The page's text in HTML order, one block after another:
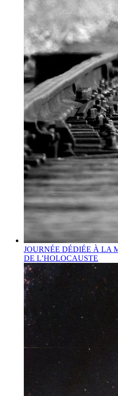
JOURNÉE DÉDIÉE À LA
DE L’HOLOCAUSTE